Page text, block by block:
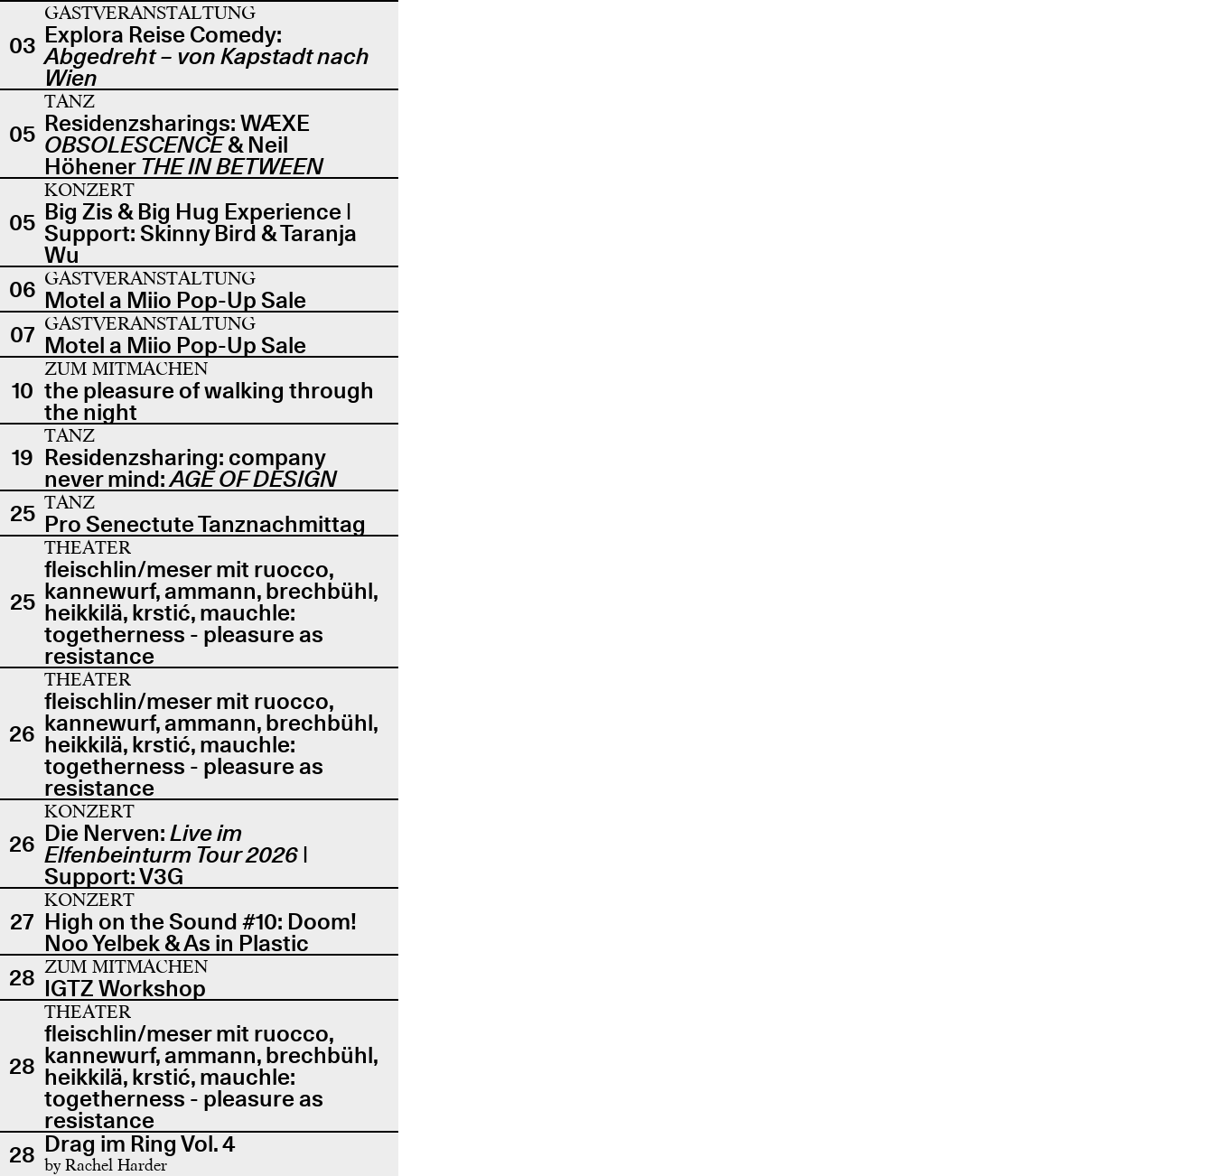
03
GASTVERANSTALTUNG
Explora Reise Comedy:
Abgedreht – von Kapstadt nach
Wien
05
TANZ
Residenzsharings: WÆXE
OBSOLESCENCE& Neil
Höhener THE IN BETWEEN
05
KONZERT
Big Zis & Big Hug Experience |
Support: Skinny Bird & Taranja
Wu
06 GASTVERANSTALTUNG
Motel a Miio Pop-Up Sale
07 GASTVERANSTALTUNG
Motel a Miio Pop-Up Sale
10
ZUM MITMACHEN
the pleasure of walking through
the night
19
TANZ
Residenzsharing: company
never mind:AGE OF DESIGN
25 TANZ
Pro Senectute Tanznachmittag
25
THEATER
fleischlin/meser mit ruocco,
kannewurf, ammann, brechbühl,
heikkilä, krstić, mauchle:
togetherness - pleasure as
resistance
26
THEATER
fleischlin/meser mit ruocco,
kannewurf, ammann, brechbühl,
heikkilä, krstić, mauchle:
togetherness - pleasure as
resistance
26
KONZERT
Die Nerven:Live im
Elfenbeinturm Tour 2026 |
Support: V3G
27
KONZERT
High on the Sound #10: Doom!
Noo Yelbek & As in Plastic
28 ZUM MITMACHEN
IGTZ Workshop
28
THEATER
fleischlin/meser mit ruocco,
kannewurf, ammann, brechbühl,
heikkilä, krstić, mauchle:
togetherness - pleasure as
resistance
28 Drag im Ring Vol. 4
by Rachel Harder